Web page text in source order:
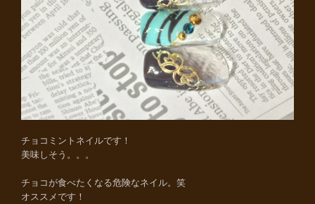
チョコミントネイルです！
美味しそう。。。
チョコが食べたくなる危険なネイル。笑
オススメです！